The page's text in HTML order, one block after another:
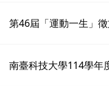
第46屆「運動一生」
南臺科技大學114學年